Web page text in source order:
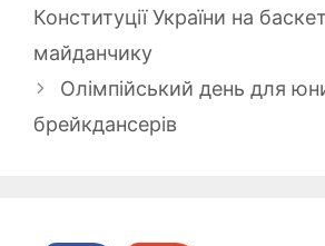
Конституції України на
майданчику
Олімпійський день для
брейкдансерів